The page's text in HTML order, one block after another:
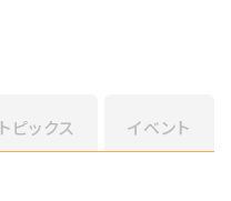
トピックス イベント